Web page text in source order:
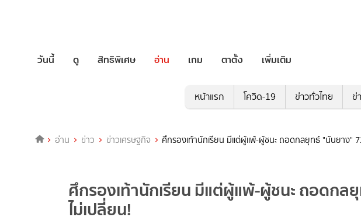
วันนี้ ดู สิทธิพิเศษ อ่าน เกม ตาตั้ง เพิ่มเติม
หน้าแรก โควิด-19 ข่าวทั่วไทย ข่
อ่าน ข่าว ข่าวเศรษฐกิจ ศึกรองเท้านักเรียน มีแต่ผู้แพ้-ผู้ชนะ ถอดกลยุทธ์ "นันยาง"
ศึกรองเท้านักเรียน มีแต่ผู้แพ้-ผู้ชนะ ถอดกล
ไม่เปลี่ยน!